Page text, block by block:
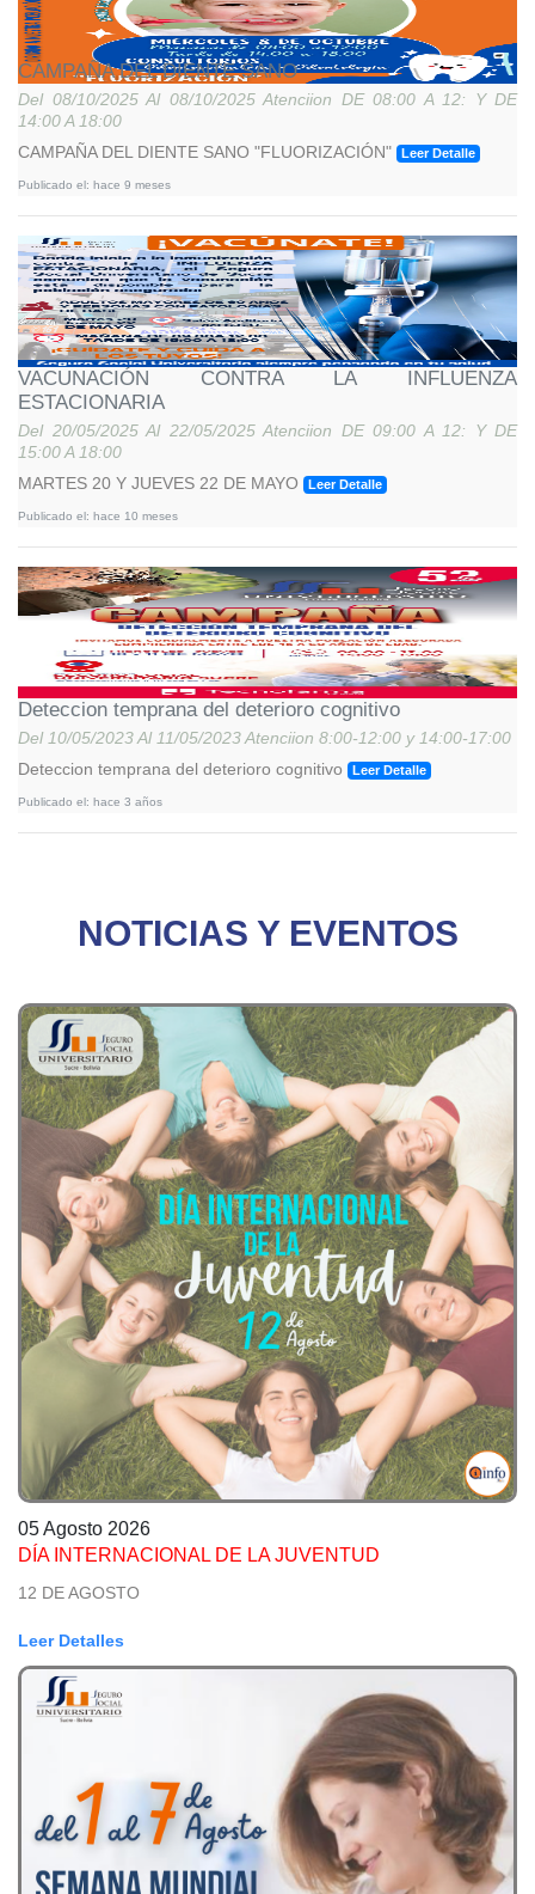
CAMPAÑA DEL DIENTE SANO
Del 08/10/2025Al 08/10/2025Atenciion DE 08:00 A 12: Y DE
14:00 A 18:00
CAMPAÑA DEL DIENTE SANO "FLUORIZACIÓN"
Leer Detalle
Publicado el: hace 9 meses
VACUNACIÓN CONTRA LA INFLUENZA
ESTACIONARIA
Del 20/05/2025Al 22/05/2025Atenciion DE 09:00 A 12: Y DE
15:00 A 18:00
MARTES 20 Y JUEVES 22 DE MAYO
Leer Detalle
Publicado el: hace 10 meses
Deteccion temprana del deterioro cognitivo
Del 10/05/2023Al 11/05/2023Atenciion 8:00-12:00 y 14:00-17:00
Deteccion temprana del deterioro cognitivo
Leer Detalle
Publicado el: hace 3 años
NOTICIAS Y EVENTOS
05 Agosto 2026
DÍA INTERNACIONAL DE LA JUVENTUD
12 DE AGOSTO
Leer Detalles